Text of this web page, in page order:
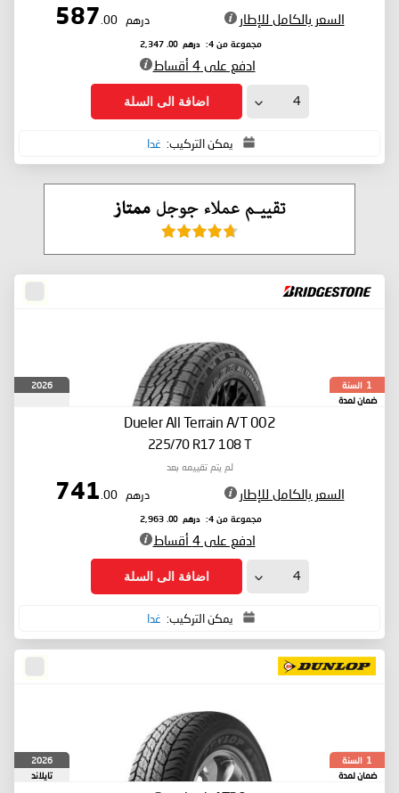
السعر بالكامل للإطار درهم 587
.00
مجموعة من 4: درهم 2,347
.00
ادفع على 4 أقساط
اضافة الى السلة
يمكن التركيب: غدا
1 السنة
ضمان لمدة
2026
Dueler All Terrain A/T 002
225/70 R17 108 T
لم يتم تقييمه بعد
السعر بالكامل للإطار درهم 741
.00
مجموعة من 4: درهم 2,963
.00
ادفع على 4 أقساط
اضافة الى السلة
يمكن التركيب: غدا
1 السنة
ضمان لمدة
2026
تايلاند